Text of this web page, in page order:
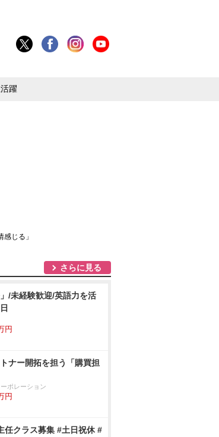
躍
じる」
さらに見る
/未経験歓迎/英語力を活
円
ナー開拓を担う「購買担
ポレーション
円
任クラス募集 #土日祝休 #